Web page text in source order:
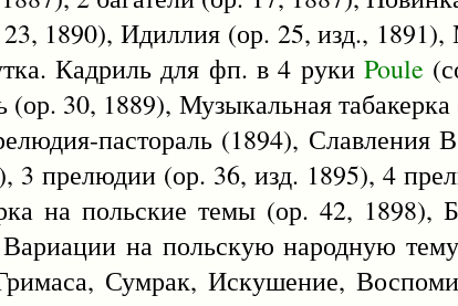
1890), Идиллия (ор. 25, изд.,
Кадриль для фп. в 4 руки Poule
(ор. 30, 1889), Музыкальная
пастораль (1894), Славления
3 прелюдии (ор. 36, изд. 1895), 4
на польские темы (ор. 42, 1898),
на польскую народную
Сумрак, Искушение,